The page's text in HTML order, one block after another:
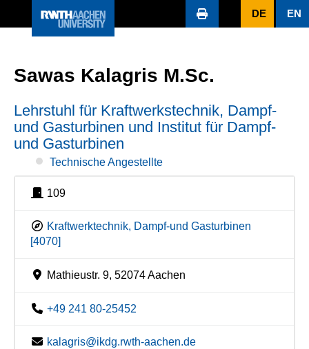
DE EN
Sawas Kalagris M.Sc.
Lehrstuhl für Kraftwerkstechnik, Dampf-
und Gasturbinen und Institut für Dampf-
und Gasturbinen
Technische Angestellte
109
Kraftwerktechnik, Dampf-und Gasturbinen
[4070]
Mathieustr. 9, 52074 Aachen
+49 241 80-25452
kalagris@ikdg.rwth-aachen.de